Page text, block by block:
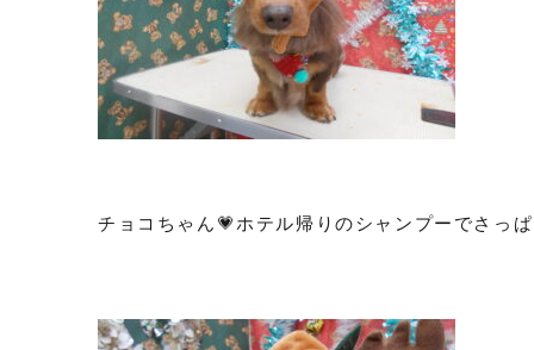
チョコちゃん💗ホテル帰りのシャンプーでさっ